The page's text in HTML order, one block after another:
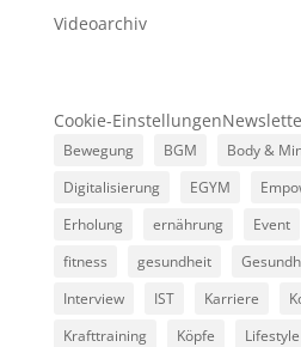
Videoarchiv
Cookie-Einstellungen
Bewegung BGM Body &
Digitalisierung
EGYM
Erholung
ernährung Event
fitness
gesundheit
Interview
IST Karriere
Krafttraining
Köpfe Lifestyle